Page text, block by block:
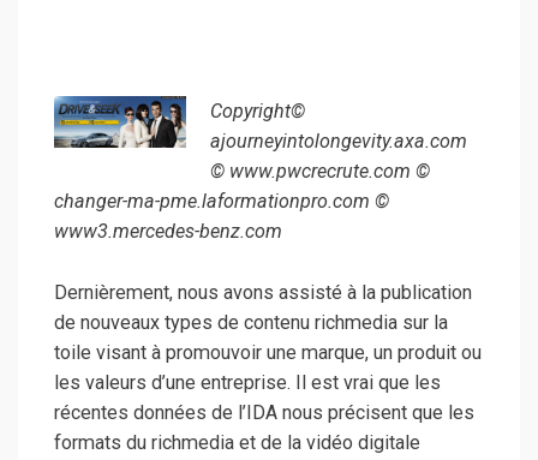
Copyright©
ajourneyintolongevity.axa.com
© www.pwcrecrute.com ©
changer-ma-pme.laformationpro.com ©
www3.mercedes-benz.com
Dernièrement, nous avons assisté à la publication
de nouveaux types de contenu richmedia sur la
toile visant à promouvoir une marque, un produit ou
les valeurs d’une entreprise. Il est vrai que les
récentes données de l’IDA nous précisent que les
formats du richmedia et de la vidéo digitale